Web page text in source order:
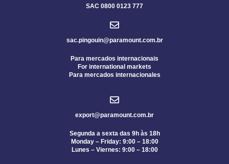
SAC 0800 0123 777
sac.pingouin@paramount.com.br
Para mercados internacionais
For international markets
Para mercados internacionales
export@paramount.com.br
Segunda a sexta das 9h às 18h
Monday – Friday: 9:00 – 18:00
Lunes – Viernes: 9:00 – 18:00